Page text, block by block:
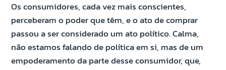
Os consumidores, cada vez mais conscientes,
perceberam o poder que têm, e o ato de comprar
passou a ser considerado um ato político. Calma,
não estamos falando de política em si, mas de um
empoderamento da parte desse consumidor, que,